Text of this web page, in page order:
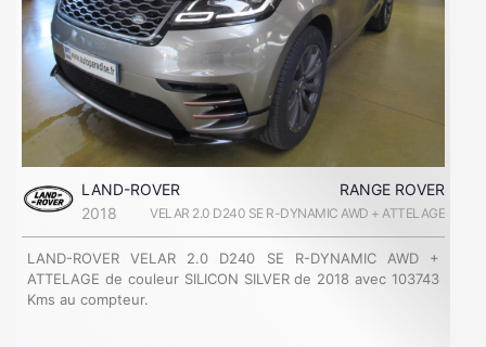
LAND-ROVER
RANGE ROVER
2018
VELAR 2.0 D240 SE R-DYNAMIC AWD + ATTELAGE
LAND-ROVER VELAR 2.0 D240 SE R-DYNAMIC AWD +
ATTELAGE de couleur SILICON SILVER de 2018 avec 103743
Kms au compteur.